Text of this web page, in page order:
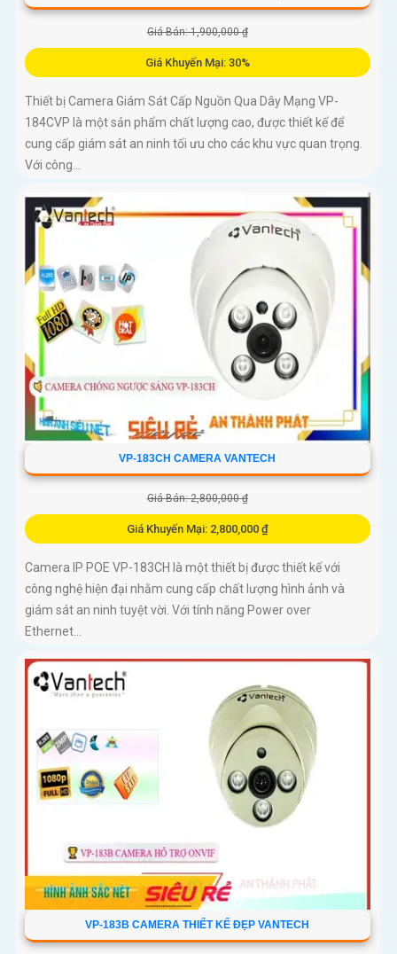
Giá Bán: 1,900,000 ₫
Giá Khuyến Mại: 30%
Thiết bị Camera Giám Sát Cấp Nguồn Qua Dây Mạng VP-
184CVP là một sản phẩm chất lượng cao, được thiết kế để
cung cấp giám sát an ninh tối ưu cho các khu vực quan trọng.
Với công...
VP-183CH CAMERA VANTECH
Giá Bán: 2,800,000 ₫
Giá Khuyến Mại: 2,800,000 ₫
Camera IP POE VP-183CH là một thiết bị được thiết kế với
công nghệ hiện đại nhằm cung cấp chất lượng hình ảnh và
giám sát an ninh tuyệt vời. Với tính năng Power over
Ethernet...
VP-183B CAMERA THIẾT KẾ ĐẸP VANTECH